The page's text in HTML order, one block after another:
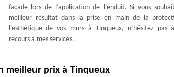
façade lors de l’application de l’enduit. Si vous
meilleur résultat dans la prise en main de la
l’esthétique de vos murs à Tinqueux, n’hésitez pas
recours à mes services.
meilleur prix à Tinqueux